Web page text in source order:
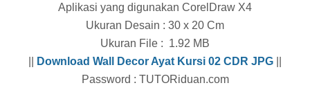
Aplikasi yang digunakan CorelDraw X4
Ukuran Desain : 30 x 20 Cm
Ukuran File : 1.92 MB
Download Wall Decor Ayat Kursi 02 CDR JPG
Password : TUTORiduan.com